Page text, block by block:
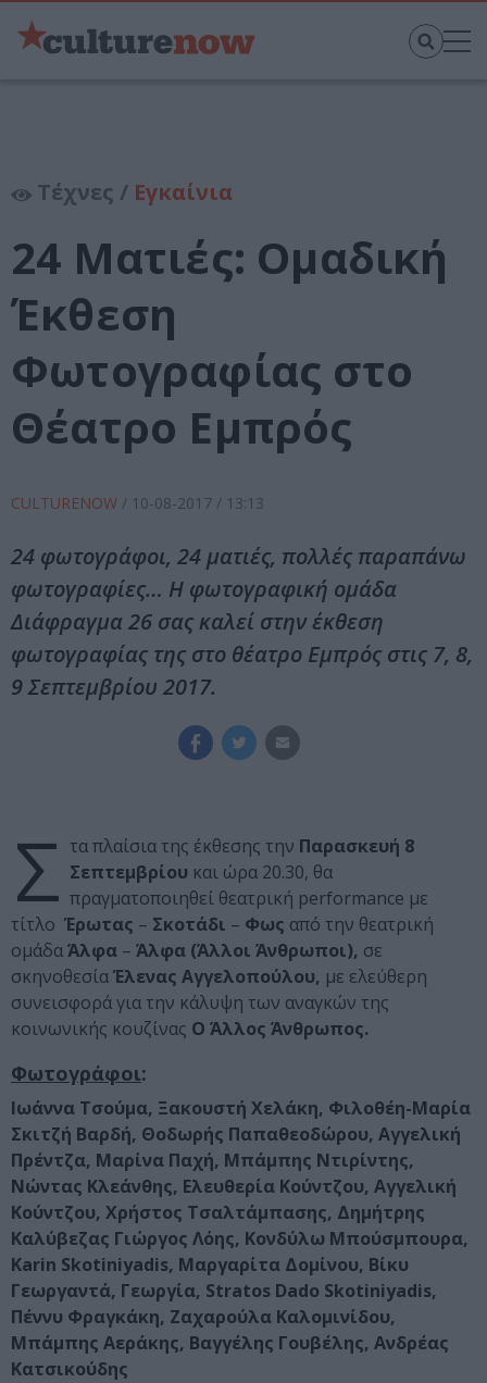
Τέχνες / Εγκαίνια
24 Ματιές: Ομαδική
Έκθεση
Φωτογραφίας στο
Θέατρο Εμπρός
CULTURENOW / 10-08-2017 / 13:13
24 φωτογράφοι, 24 ματιές, πολλές παραπάνω
φωτογραφίες… Η φωτογραφική ομάδα
Διάφραγμα 26 σας καλεί στην έκθεση
φωτογραφίας της στο θέατρο Eμπρός στις 7, 8,
9 Σεπτεμβρίου 2017.
Σ τα πλαίσια της έκθεσης την Παρασκευή 8
Σεπτεμβρίου και ώρα 20.30, θα
πραγματοποιηθεί θεατρική performance με
τίτλο Έρωτας – Σκοτάδι – Φως από την θεατρική
ομάδαΆλφα – Άλφα (Άλλοι Άνθρωποι), σε
σκηνοθεσίαΈλενας Αγγελοπούλου, με ελεύθερη
συνεισφορά για την κάλυψη των αναγκών της
κοινωνικής κουζίνας Ο Άλλος Άνθρωπος.
Φωτογράφοι:
Ιωάννα Τσούμα, Ξακουστή Χελάκη, Φιλοθέη-Μαρία
Σκιτζή Βαρδή, Θοδωρής Παπαθεοδώρου, Αγγελική
Πρέντζα, Μαρίνα Παχή, Μπάμπης Ντιρίντης,
Νώντας Κλεάνθης, Ελευθερία Κούντζου, Αγγελική
Κούντζου, Χρήστος Τσαλτάμπασης, Δημήτρης
Καλύβεζας Γιώργος Λόης, Κονδύλω Μπούσμπουρα,
Κarin Skotiniyadis, Μαργαρίτα Δομίνου, Βίκυ
Γεωργαντά, Γεωργία, Stratos Dado Skotiniyadis,
Πέννυ Φραγκάκη, Ζαχαρούλα Καλομινίδου,
Μπάμπης Αεράκης, Βαγγέλης Γουβέλης, Ανδρέας
Κατσικούδης